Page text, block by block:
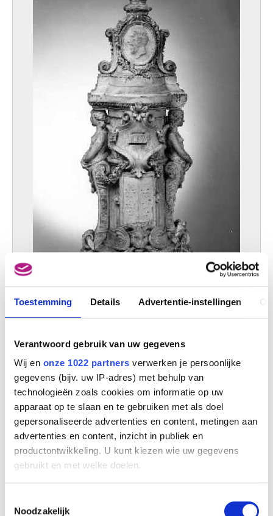
Toestemming Details Advertentie-instellingen
Verantwoord gebruik van uw gegevens
Wij en onze 1022 partners verwerken je persoonlijke
gegevens (bijv. uw IP-adres) met behulp van
technologieën zoals cookies om informatie op uw
apparaat op te slaan en te gebruiken met als doel
gepersonaliseerde advertenties en content, metingen aan
advertenties en content, inzicht in publiek en
productontwikkeling. U kunt kiezen wie uw gegevens
gebruikt en met welke doelen.
Informatie verzamelen over uw geografische
Noodzakelijk
Anoniem